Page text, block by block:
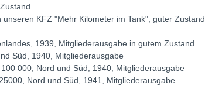
KFZ "Mehr Kilometer im Tank", guter Zustand
1939, Mitgliederausgabe in gutem Zustand.
Süd, 1940, Mitgliederausgabe
000, Nord und Süd, 1940, Mitgliederausgabe
Nord und Süd, 1941, Mitgliederausgabe